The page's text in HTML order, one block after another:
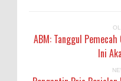
ABM: Tanggul
Ini